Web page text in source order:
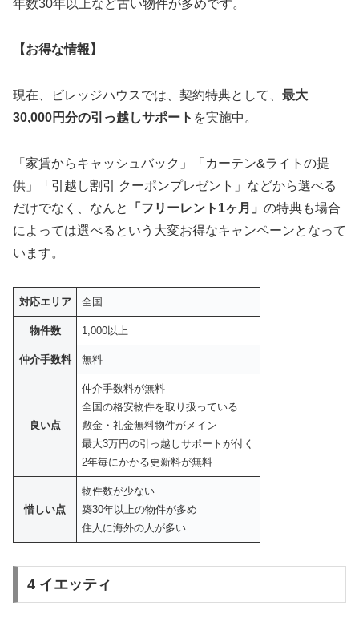
年数30年以上など古い物件が多めです。
【お得な情報】
現在、ビレッジハウスでは、契約特典として、 最大
30,000円分の引っ越しサポート を実施中。
「家賃からキャッシュバック」「カーテン&ライトの提
供」「引越し割引 クーポンプレゼント」などから選べる
だけでなく、なんと
「フリーレント1ヶ月」 の特典も場合
によっては選べるという大変お得なキャンペーンとなって
います。
対応エリア 全国
物件数 1,000以上
仲介手数料 無料
良い点
仲介手数料が無料
全国の格安物件を取り扱っている
敷金・礼金無料物件がメイン
最大3万円の引っ越しサポートが付く
2年毎にかかる更新料が無料
惜しい点
物件数が少ない
築30年以上の物件が多め
住人に海外の人が多い
4 イエッティ